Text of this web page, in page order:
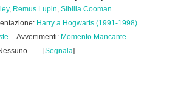
, Remus Lupin, Sibilla Cooman
Harry a Hogwarts (1991-1998)
Avvertimenti: Momento Mancante
[Segnala]